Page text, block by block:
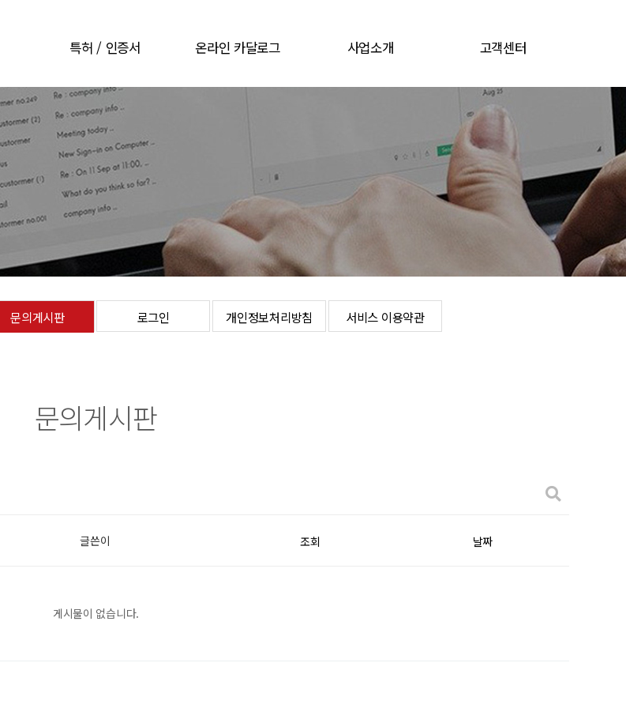
특허 / 인증서
특허 / 인증서
온라인 카달로그
온라인 카달로그
사업소개
전지소재
고객센터
공지/뉴스
채용공고
문의게시판
로그인
개인정보처리방침
서비스 이용약관
문의게시판 로그인 개인정보처리방침 서비스 이용약관
문의게시판
글쓴이 조회 날짜
게시물이 없습니다.